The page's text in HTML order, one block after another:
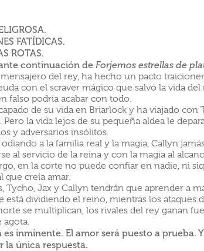
FATÍDICAS.
ROTAS.
continuación de Forjemos estrellas de
del rey, ha hecho un pacto
con el scraver mágico que salvó la vida del
falso podría acabar con todo.
de su vida en Briarlock y ha viajado con
Pero la vida lejos de su pequeña aldea le
y adversarios insólitos.
odiando a la familia real y la magia, Callyn
al servicio de la reina y con la magia al
en la corte no puede confiar en nadie, ni
que creía amar.
Tycho, Jax y Callyn tendrán que aprender a
está dividiendo el reino, mientras los ataques
se multiplican, los rivales del rey ganan
agota.
es inminente. El amor será puesto a prueba.
la única respuesta.